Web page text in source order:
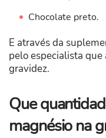
Chocolate preto.
E através da
pelo especialista
gravidez.
Que
magnésio na